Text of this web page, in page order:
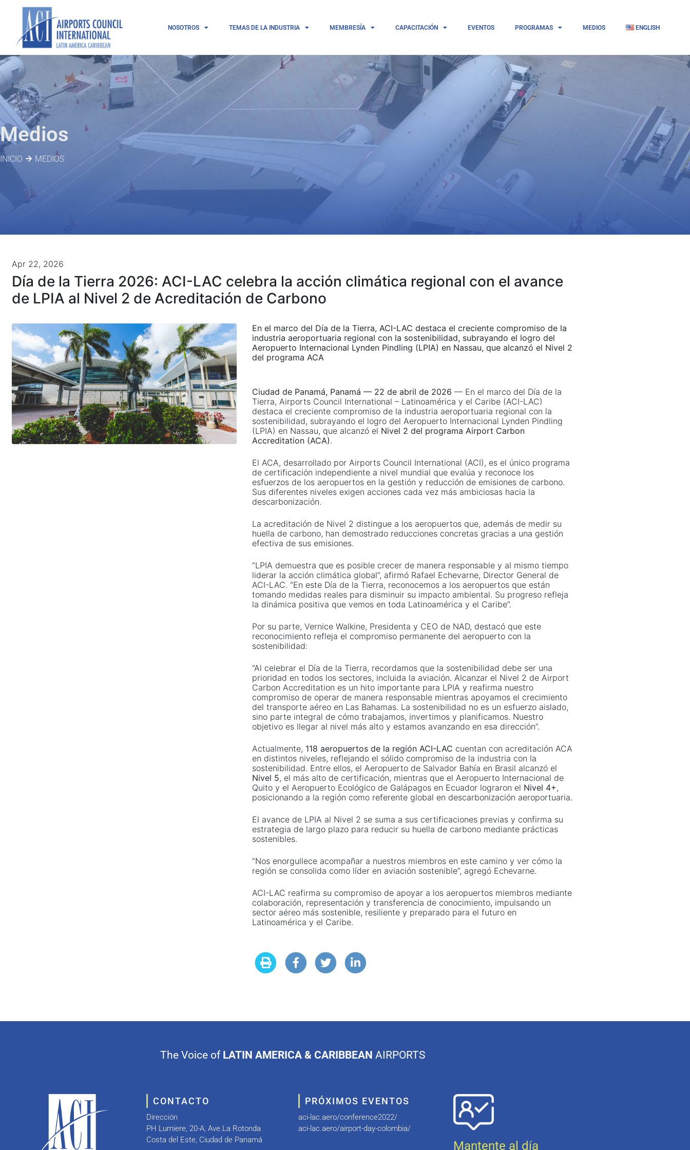
NOSOTROS TEMAS DE LA INDUSTRIA MEMBRESÍA CAPACITACIÓN EVENTOS PROGRAMAS MEDIOS ENGLISH
Medios
INICIO MEDIOS
Apr 22, 2026
Día de la Tierra 2026: ACI-LAC celebra la acción climática regional con el avance
de LPIA al Nivel 2 de Acreditación de Carbono
En el marco del Día de la Tierra, ACI-LAC destaca el creciente compromiso de la
industria aeroportuaria regional con la sostenibilidad, subrayando el logro del
Aeropuerto Internacional Lynden Pindling (LPIA) en Nassau, que alcanzó el Nivel 2
del programa ACA
Ciudad de Panamá, Panamá — 22 de abril de 2026 — En el marco del Día de la
Tierra, Airports Council International – Latinoamérica y el Caribe (ACI-LAC)
destaca el creciente compromiso de la industria aeroportuaria regional con la
sostenibilidad, subrayando el logro del Aeropuerto Internacional Lynden Pindling
(LPIA) en Nassau, que alcanzó el Nivel 2 del programa Airport Carbon
Accreditation (ACA).
El ACA, desarrollado por Airports Council International (ACI), es el único programa
de certificación independiente a nivel mundial que evalúa y reconoce los
esfuerzos de los aeropuertos en la gestión y reducción de emisiones de carbono.
Sus diferentes niveles exigen acciones cada vez más ambiciosas hacia la
descarbonización.
La acreditación de Nivel 2 distingue a los aeropuertos que, además de medir su
huella de carbono, han demostrado reducciones concretas gracias a una gestión
efectiva de sus emisiones.
“LPIA demuestra que es posible crecer de manera responsable y al mismo tiempo
liderar la acción climática global”, afirmó Rafael Echevarne, Director General de
ACI-LAC. “En este Día de la Tierra, reconocemos a los aeropuertos que están
tomando medidas reales para disminuir su impacto ambiental. Su progreso refleja
la dinámica positiva que vemos en toda Latinoamérica y el Caribe”.
Por su parte, Vernice Walkine, Presidenta y CEO de NAD, destacó que este
reconocimiento refleja el compromiso permanente del aeropuerto con la
sostenibilidad:
“Al celebrar el Día de la Tierra, recordamos que la sostenibilidad debe ser una
prioridad en todos los sectores, incluida la aviación. Alcanzar el Nivel 2 de Airport
Carbon Accreditation es un hito importante para LPIA y reafirma nuestro
compromiso de operar de manera responsable mientras apoyamos el crecimiento
del transporte aéreo en Las Bahamas. La sostenibilidad no es un esfuerzo aislado,
sino parte integral de cómo trabajamos, invertimos y planificamos. Nuestro
objetivo es llegar al nivel más alto y estamos avanzando en esa dirección”.
Actualmente, 118 aeropuertos de la región ACI-LAC cuentan con acreditación ACA
en distintos niveles, reflejando el sólido compromiso de la industria con la
sostenibilidad. Entre ellos, el Aeropuerto de Salvador Bahía en Brasil alcanzó el
Nivel 5, el más alto de certificación, mientras que el Aeropuerto Internacional de
Quito y el Aeropuerto Ecológico de Galápagos en Ecuador lograron el Nivel 4+,
posicionando a la región como referente global en descarbonización aeroportuaria.
El avance de LPIA al Nivel 2 se suma a sus certificaciones previas y confirma su
estrategia de largo plazo para reducir su huella de carbono mediante prácticas
sostenibles.
“Nos enorgullece acompañar a nuestros miembros en este camino y ver cómo la
región se consolida como líder en aviación sostenible”, agregó Echevarne.
ACI-LAC reafirma su compromiso de apoyar a los aeropuertos miembros mediante
colaboración, representación y transferencia de conocimiento, impulsando un
sector aéreo más sostenible, resiliente y preparado para el futuro en
Latinoamérica y el Caribe.
The Voice of LATIN AMERICA & CARIBBEAN AIRPORTS
CONTACTO
Dirección
PH Lumiere, 20-A, Ave.La Rotonda
Costa del Este, Ciudad de Panamá
PRÓXIMOS EVENTOS
aci-lac.aero/conference2022/
aci-lac.aero/airport-day-colombia/
Mantente al día